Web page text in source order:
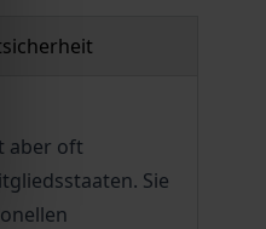
aber oft
Sie